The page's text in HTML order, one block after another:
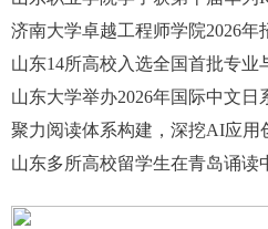
济南大学卓越工程师学院2026年
山东14所高校入选全国首批专业
山东大学举办2026年国际中文日
山东多所高校留学生在青岛诵读